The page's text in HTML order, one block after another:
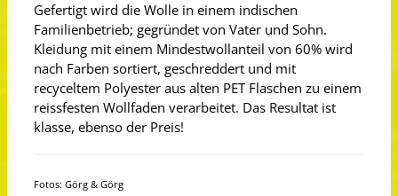
Gefertigt wird die Wolle in einem indischen
Familienbetrieb; gegründet von Vater und Sohn.
Kleidung mit einem Mindestwollanteil von 60% wird
nach Farben sortiert, geschreddert und mit
recyceltem Polyester aus alten PET Flaschen zu einem
reissfesten Wollfaden verarbeitet. Das Resultat ist
klasse, ebenso der Preis!
Fotos: Görg & Görg